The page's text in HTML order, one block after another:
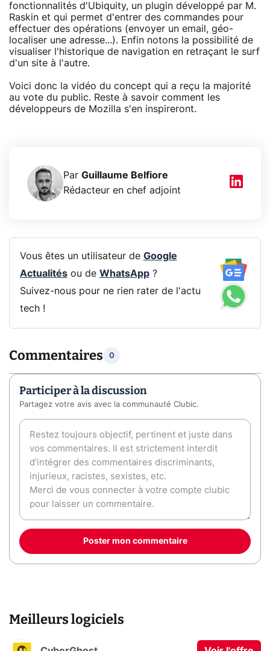
fonctionnalités d'Ubiquity, un plugin développé par M.
Raskin et qui permet d'entrer des commandes pour
effectuer des opérations (envoyer un email, géo-
localiser une adresse...). Enfin notons la possibilité de
visualiser l'historique de navigation en retraçant le surf
d'un site à l'autre.
Voici donc la vidéo du concept qui a reçu la majorité
au vote du public. Reste à savoir comment les
développeurs de Mozilla s'en inspireront.
Par Guillaume Belfiore
Rédacteur en chef adjoint
Vous êtes un utilisateur de Google
Actualitésou de WhatsApp?
Suivez-nous pour ne rien rater de l'actu
tech !
Commentaires 0
Participer à la discussion
Partagez votre avis avec la communauté Clubic.
Poster mon commentaire
Meilleurs logiciels